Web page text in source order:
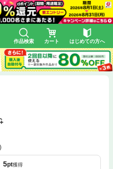
作品検索 カート はじめての方へ
5pt獲得